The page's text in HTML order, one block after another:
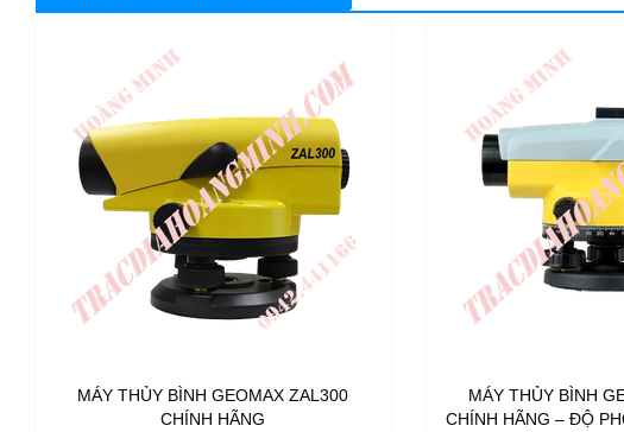
MÁY THỦY BÌNH GEOMAX ZAL300
CHÍNH HÃNG
MÁY THỦY BÌNH
CHÍNH HÃNG – ĐỘ